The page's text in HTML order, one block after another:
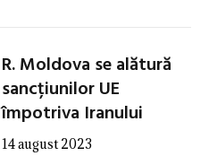
R. Moldova se alătură
sancțiunilor UE
împotriva Iranului
14 august 2023